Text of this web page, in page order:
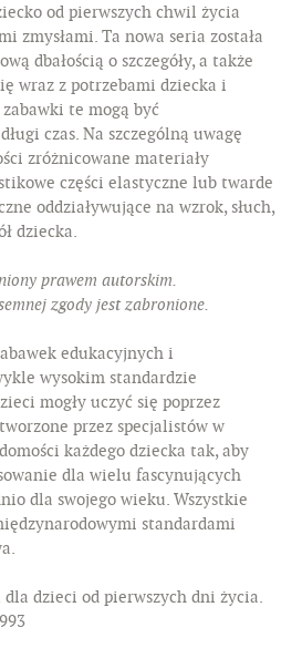
od pierwszych chwil życia
zmysłami. Ta nowa seria została
dbałością o szczegóły, a także
wraz z potrzebami dziecka i
te mogą być
czas. Na szczególną uwagę
zróżnicowane materiały
części elastyczne lub twarde
oddziaływujące na wzrok, słuch,
dziecka.
prawem autorskim.
zgody jest zabronione.
edukacyjnych i
wysokim standardzie
mogły uczyć się poprzez
przez specjalistów w
każdego dziecka tak, aby
dla wielu fascynujących
dla swojego wieku. Wszystkie
standardami
dla dzieci od pierwszych dni życia.